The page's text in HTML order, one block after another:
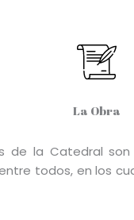
La Obra
de la Catedral
todos, en los